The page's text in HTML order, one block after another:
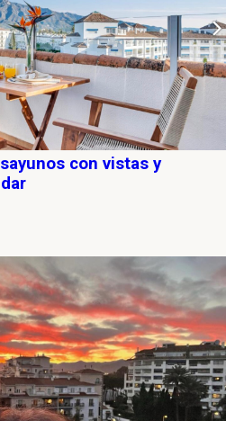
con vistas y